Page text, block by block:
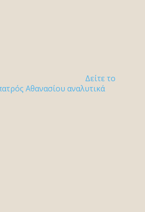
Δείτε το
Αθανασίου αναλυτικά